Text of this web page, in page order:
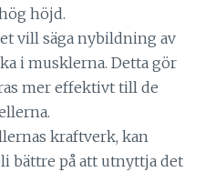
höjd.
vill säga nybildning av
i musklerna. Detta gör
mer effektivt till de
kraftverk, kan
bättre på att utnyttja det